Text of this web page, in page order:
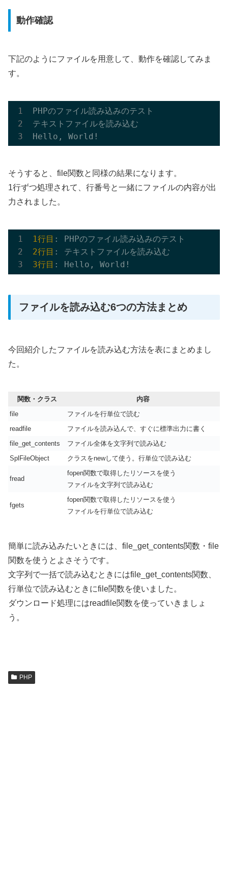
動作確認
下記のようにファイルを用意して、動作を確認してみま
す。
PHPのファイル読み込みのテスト
テキストファイルを読み込む
そうすると、file関数と同様の結果になります。
1行ずつ処理されて、行番号と一緒にファイルの内容が出
力されました。
1行目
2行目
3行目
ファイルを読み込む6つの方法まとめ
今回紹介したファイルを読み込む方法を表にまとめまし
た。
関数・クラス
内容
file
ファイルを行単位で読む
readfile
ファイルを読み込んで、すぐに標準出力に書く
file_get_contents
ファイル全体を文字列で読み込む
SplFileObject
クラスをnewして使う。行単位で読み込む
fread
fopen関数で取得したリソースを使う
ファイルを文字列で読み込む
fgets
fopen関数で取得したリソースを使う
ファイルを行単位で読み込む
簡単に読み込みたいときには、file_get_contents関数・file
関数を使うとよさそうです。
文字列で一括で読み込むときにはfile_get_contents関数、
行単位で読み込むときにfile関数を使いました。
ダウンロード処理にはreadfile関数を使っていきましょ
う。
PHP